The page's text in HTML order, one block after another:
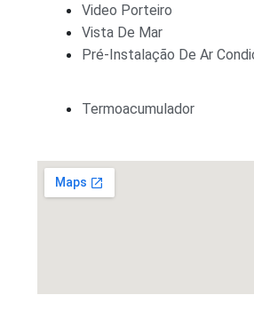
Video Porteiro
Vista De Mar
Pré-Instalação De Ar
Termoacumulador